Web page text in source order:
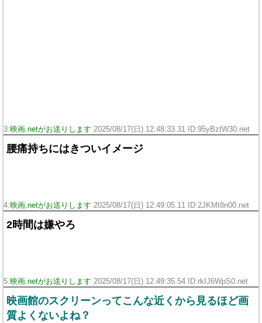
3:映画.netがお送りします 2025/08/17(日) 12:48:33.31 ID:95yBztW30.net
腰痛持ちにはきついイメージ
4:映画.netがお送りします 2025/08/17(日) 12:49:05.11 ID:2JKMt8n00.net
2時間は嫌やろ
5:映画.netがお送りします 2025/08/17(日) 12:49:35.54 ID:rkIJ6WpS0.net
映画館のスクリーンってこんな近くから見るほど画
質よくないよね？